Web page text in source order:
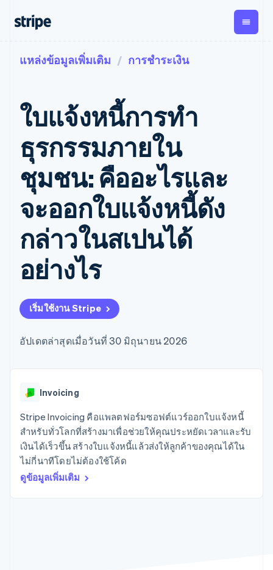
การชำระเงิน
การชำระเงิน
ออนไลน์
Payment links
การชำระเงิน
แบบไม่ต้อง
เขียนโค้ด
Checkout
UI การชำระ
เงินสำเร็จรูป
Elements
องค์ประกอบ UI
ที่ยืดหยุ่น
วิธีการชำระ
เข้าถึงได้
มากกว่า 125
Boost
ยกระดับการ
ยอมรับการ
การชำระเงินที่
รายรับ
รายรับตาม
แบบแผนล่วง
หน้า
Metronome
การเรียกเก็บ
เงินตามการ
ใช้งาน
การชำระเงิน
ตามรอบบิล
การจัดการ
การชำระเงิน
ตามรอบบิล
Invoicing
ครั้งเดียวหรือ
ตามแบบแผน
Recognition
ระบบ
สำหรับการ
Stripe
การซิงค์
ข้อมูล
การ
บุคคลที่
สาม
เพิ่มเติม
Product roadmap
ดูสิ่งที่กำลังจะมาถึง
ตามขั้น
ธุรกิจสตาร์ทอัพ
ตามกรณีใช้งาน
การค้าแบบใช้เอเจนต์
อีคอมเมิร์ซ
บริการทางการเงินที่ผสาน
รวมในตัว
การทำงานอัตโนมัติด้าน
การเงิน
ธุรกิจทั่วโลก
การชำระเงินในแอป
การจัดการเงิน
แพลตฟอร์ม
ตามอุตสาหกรรม
บริษัท AI
และสันทนาการ
ประกันภัย
สื่อและความบันเทิง
องค์กรไม่แสวงผลกำไร
บริการเฉพาะทาง
ภาครัฐ
ธุรกิจค้าปลีก
เอกสารประกอบ
ข้อมูลอ้างอิงเกี่ยวกับ API
ไลบรารีและ SDK
Stripe Apps
คู่มือ
รับการชำระเงินออนไลน์
ติดตั้งใช้งานการชำระเงิน
สำเร็จรูป
สร้างแพลตฟอร์มหรือ
มาร์เก็ตเพลส
จัดการการชำระเงินตาม
เสนอการเรียกเก็บเงินตาม
การใช้งาน
รองรับอยู่
จัดเตรียมและจัดการ
แอป
ตัวอย่างโค้ด
บล็อกของนักพัฒนา
สถานะ API
เรียนรู้
เรื่องราวจากลูกค้า
คู่มือ
การสนับสนุน
รับการสนับสนุน
แพ็กเกจการสนับสนุนที่ได้
รับการจัดการ
บริการเฉพาะทาง
บริษัท
การประชุมประจำปีแบบ
เซสชัน
ห้องข่าว
Stripe Press
ติดต่อฝ่ายขาย
สมัครเป็นพาร์ทเนอร์
แหล่งข้อมูลเพิ่มเติม การชำระเงิน
ใบแจ้งหนี้การทำ
ธุรกรรมภายใน
ชุมชน: คืออะไรและ
จะออกใบแจ้งหนี้ดัง
กล่าวในสเปนได้
อย่างไร
เริ่มใช้งาน Stripe
อัปเดตล่าสุดเมื่อวันที่ 30 มิถุนายน 2026
Invoicing
Stripe Invoicing คือแพลตฟอร์มซอฟต์แวร์ออกใบแจ้งหนี้
สำหรับทั่วโลกที่สร้างมาเพื่อช่วยให้คุณประหยัดเวลาและรับ
เงินได้เร็วขึ้น สร้างใบแจ้งหนี้แล้วส่งให้ลูกค้าของคุณได้ใน
ไม่กี่นาทีโดยไม่ต้องใช้โค้ด
ดูข้อมูลเพิ่มเติม